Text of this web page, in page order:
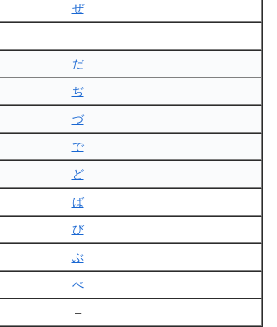
ぜ
–
だ
ぢ
づ
で
ど
ば
び
ぶ
べ
–